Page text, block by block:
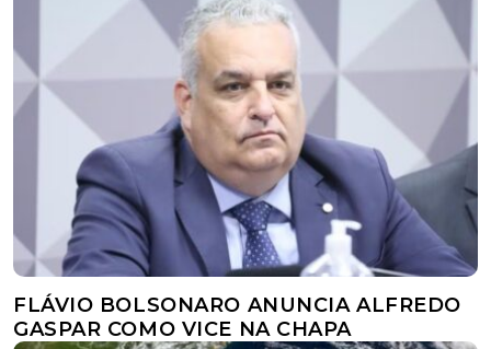
FLÁVIO BOLSONARO ANUNCIA ALFREDO
GASPAR COMO VICE NA CHAPA